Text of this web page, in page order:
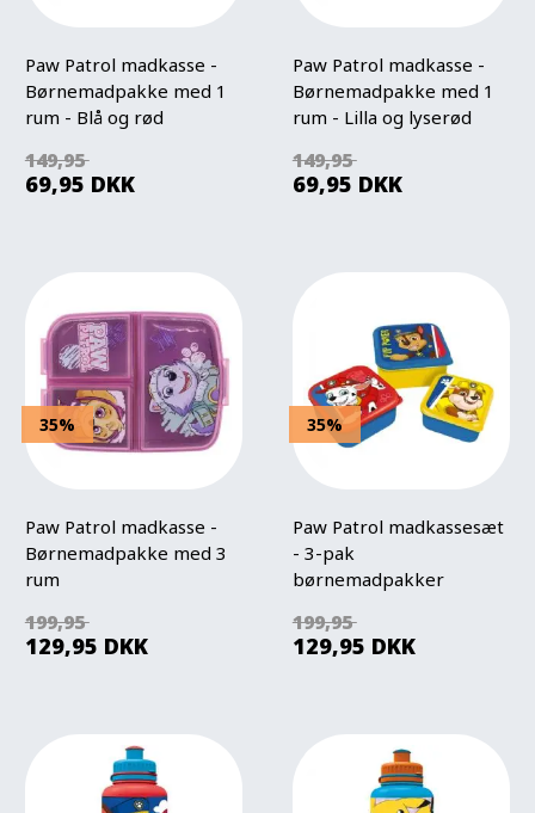
Paw Patrol madkasse -
Børnemadpakke med 1
rum - Blå og rød
149,95
69,95 DKK
Paw Patrol madkasse -
Børnemadpakke med 1
rum - Lilla og lyserød
149,95
69,95 DKK
35%
Paw Patrol madkasse -
Børnemadpakke med 3
rum
199,95
129,95 DKK
35%
Paw Patrol madkassesæt
- 3-pak
børnemadpakker
199,95
129,95 DKK